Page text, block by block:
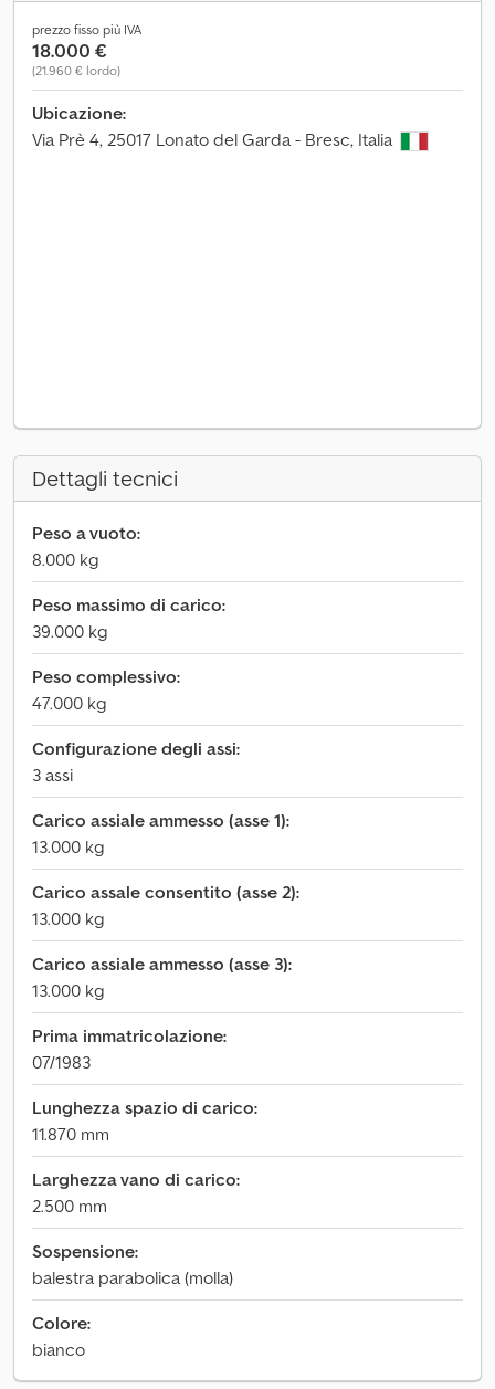
prezzo fisso più IVA
18.000 €
(21.960 € lordo)
Ubicazione:
Via Prè 4, 25017 Lonato del Garda - Bresc, Italia
Dettagli tecnici
Peso a vuoto:
8.000 kg
Peso massimo di carico:
39.000 kg
Peso complessivo:
47.000 kg
Configurazione degli assi:
3 assi
Carico assiale ammesso (asse 1):
13.000 kg
Carico assale consentito (asse 2):
13.000 kg
Carico assiale ammesso (asse 3):
13.000 kg
Prima immatricolazione:
07/1983
Lunghezza spazio di carico:
11.870 mm
Larghezza vano di carico:
2.500 mm
Sospensione:
balestra parabolica (molla)
Colore:
bianco